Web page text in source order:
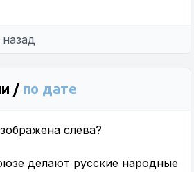
назад
/ по дате
слева?
делают русские народные